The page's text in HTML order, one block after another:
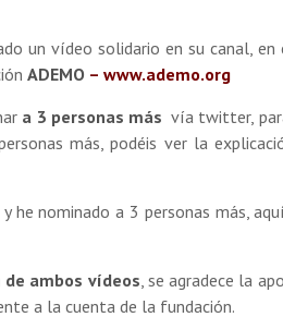
un vídeo solidario en su canal, en
ADEMO – www.ademo.org
a 3 personas más vía twitter,
más, podéis ver la
he nominado a 3 personas más,
ambos vídeos, se agradece la
a la cuenta de la fundación.